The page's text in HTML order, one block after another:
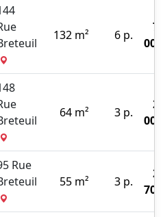
132 m² 6 p.
64 m² 3 p.
Rue
55 m² 3 p.